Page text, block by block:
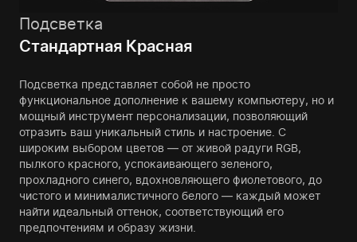
Подсветка
Стандартная Красная
Подсветка представляет собой не просто
функциональное дополнение к вашему компьютеру, но и
мощный инструмент персонализации, позволяющий
отразить ваш уникальный стиль и настроение. С
широким выбором цветов — от живой радуги RGB,
пылкого красного, успокаивающего зеленого,
прохладного синего, вдохновляющего фиолетового, до
чистого и минималистичного белого — каждый может
найти идеальный оттенок, соответствующий его
предпочтениям и образу жизни.